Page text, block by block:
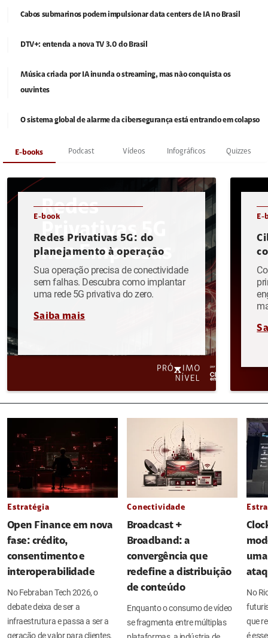
Cabos submarinos podem impulsionar data centers de IA no Brasil
DTV+: entenda a nova TV 3.0 do Brasil
Música criada por IA inunda o streaming, mas não conquista os
ouvintes
O sistema global de alarme da cibersegurança está entrando em colapso
E-books Podcast Vídeos Infográficos Quizzes
E-book
Redes Privativas 5G: do
planejamento à operação
Sua operação precisa de conectividade
sem falhas. Descubra como implantar
uma rede 5G privativa do zero.
Saiba mais
E-
Estratégia
Open Finance em nova
fase: crédito,
consentimento e
interoperabilidade
No Febraban Tech 2026, o
debate deixa de ser a
infraestrutura e passa a ser a
geração de valor para clientes,
Conectividade
Broadcast +
Broadband: a
convergência que
redefine a distribuição
de conteúdo
Enquanto o consumo de vídeo
se fragmenta entre múltiplas
No
que
é